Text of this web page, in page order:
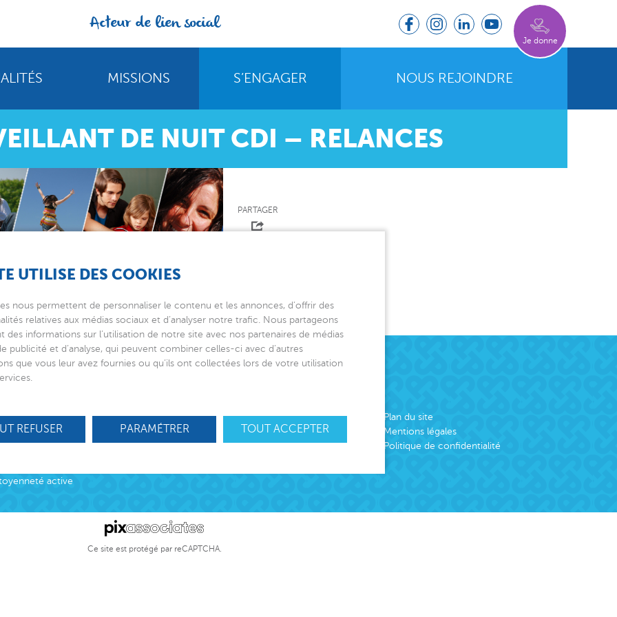
Acteur de lien social
Je donne
MISSIONS S’ENGAGER NOUS REJOINDRE
DE NUIT CDI – RELANCES
PARTAGER
– RELANCES
de lien social
active
S’engager
Plan du site
Mentions légales
Politique de confidentialité
Ce site est protégé par reCAPTCHA.
UTILISE DES COOKIES
nous permettent de personnaliser le contenu et les annonces, d’offrir des
relatives aux médias sociaux et d’analyser notre trafic. Nous partageons
des informations sur l’utilisation de notre site avec nos partenaires de médias
publicité et d’analyse, qui peuvent combiner celles-ci avec d’autres
que vous leur avez fournies ou qu’ils ont collectées lors de votre utilisation
TOUT ACCEPTER
REFUSER PARAMÉTRER